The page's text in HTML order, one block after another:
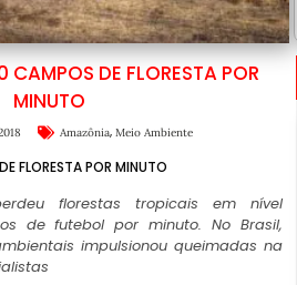
CAMPOS DE FLORESTA POR
MINUTO
Amazônia, Meio Ambiente
FLORESTA POR MINUTO
florestas tropicais em nível
de futebol por minuto. No Brasil,
impulsionou queimadas na